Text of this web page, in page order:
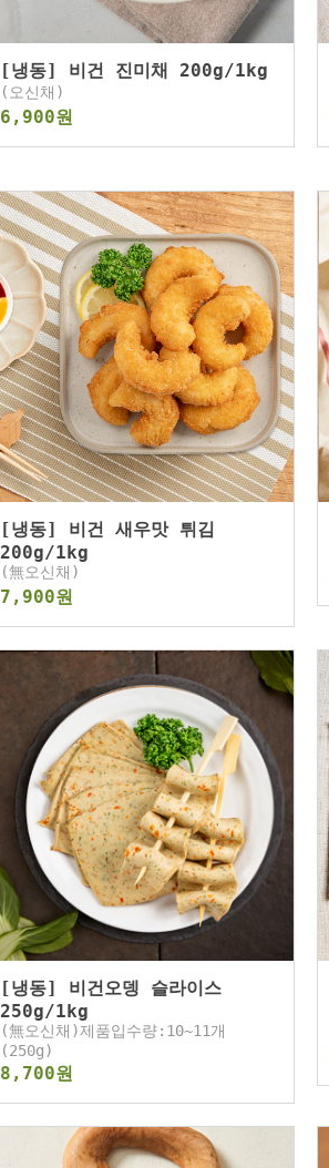
[냉동] 비건 진미채 200g/1kg
(오신채)
6,900원
[냉동] 비건 새우맛 튀김
200g/1kg
(無오신채)
7,900원
[냉동] 비건오뎅 슬라이스
250g/1kg
(無오신채)제품입수량:10~11개
(250g)
8,700원